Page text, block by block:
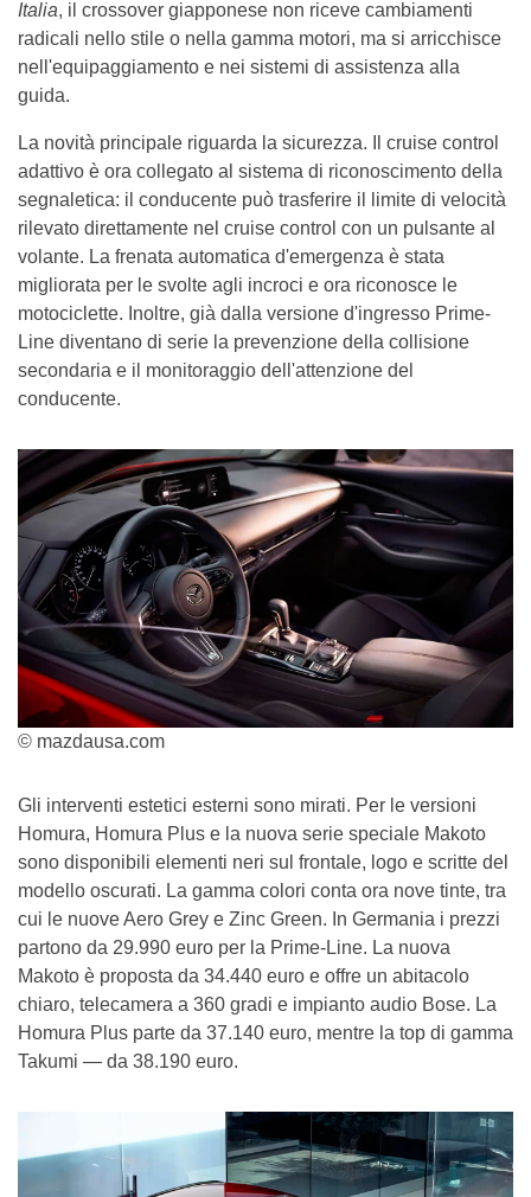
Italia, il crossover giapponese non riceve cambiamenti
radicali nello stile o nella gamma motori, ma si arricchisce
nell'equipaggiamento e nei sistemi di assistenza alla
guida.
La novità principale riguarda la sicurezza. Il cruise control
adattivo è ora collegato al sistema di riconoscimento della
segnaletica: il conducente può trasferire il limite di velocità
rilevato direttamente nel cruise control con un pulsante al
volante. La frenata automatica d'emergenza è stata
migliorata per le svolte agli incroci e ora riconosce le
motociclette. Inoltre, già dalla versione d'ingresso Prime-
Line diventano di serie la prevenzione della collisione
secondaria e il monitoraggio dell'attenzione del
conducente.
© mazdausa.com
Gli interventi estetici esterni sono mirati. Per le versioni
Homura, Homura Plus e la nuova serie speciale Makoto
sono disponibili elementi neri sul frontale, logo e scritte del
modello oscurati. La gamma colori conta ora nove tinte, tra
cui le nuove Aero Grey e Zinc Green. In Germania i prezzi
partono da 29.990 euro per la Prime-Line. La nuova
Makoto è proposta da 34.440 euro e offre un abitacolo
chiaro, telecamera a 360 gradi e impianto audio Bose. La
Homura Plus parte da 37.140 euro, mentre la top di gamma
Takumi — da 38.190 euro.